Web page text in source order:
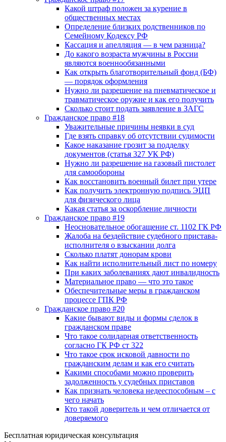
Какой штраф положен за курение в
общественных местах
Определение близких родственников по
Семейному Кодексу РФ
Кассация и апелляция — в чем разница?
До какого возраста мужчины в России
являются военнообязанными
Как открыть благотворительный фонд (БФ)
— порядок оформления
Нужно ли разрешение на пневматическое и
травматическое оружие и как его получить
Сколько стоит подать заявление в ЗАГС
Гражданское право #18
Уважительные причины неявки в суд
Где взять справку об отсутствии судимости
Какое наказание грозит за подделку
документов (статья 327 УК РФ)
Нужно ли разрешение на газовый пистолет
для самообороны
Как восстановить военный билет при утере
Как получить электронную подпись ЭЦП
для физического лица
Какая статья за оскорбление личности
Гражданское право #19
Неосновательное обогащение ст. 1102 ГК РФ
Жалоба на бездействие судебного пристава-
исполнителя о взыскании долга
Сколько платят донорам крови
Как найти исполнительный лист по номеру
При каких заболеваниях дают инвалидность
Материальное право — что это такое
Обеспечительные меры в гражданском
процессе ГПК РФ
Гражданское право #20
Какие бывают виды и формы сделок в
гражданском праве
Что такое солидарная ответственность
согласно ГК РФ ст 322
Что такое срок исковой давности по
гражданским делам и как его считать
Какими способами можно проверить
задолженность у судебных приставов
Как признать человека недееспособным – с
чего начать
Кто такой доверитель и чем отличается от
доверяемого
Бесплатная юридическая консультация